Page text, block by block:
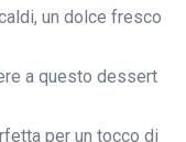
un dolce fresco
a questo dessert
per un tocco di